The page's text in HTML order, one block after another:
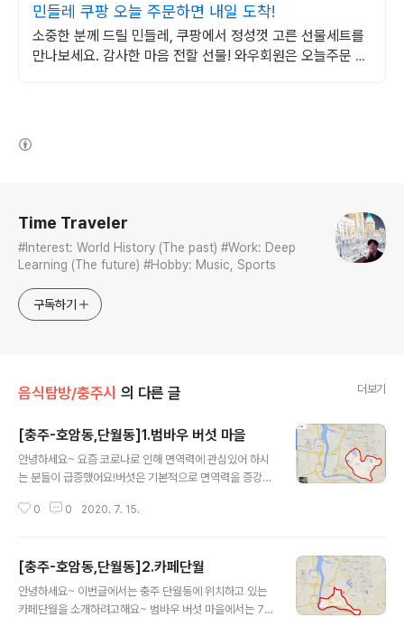
민들레 쿠팡 오늘 주문하면 내일 도착!
소중한 분께 드릴 민들레, 쿠팡에서 정성껏 고른 선물세트를
만나보세요. 감사한 마음 전할 선물! 와우회원은 오늘주문 내
Time Traveler
#Interest: World History (The past) #Work: Deep
Learning (The future) #Hobby: Music, Sports
구독하기
음식탐방/충주시 의 다른 글 더보기
[충주-호암동,단월동]1.범바우 버섯 마을
안녕하세요~ 요즘 코로나로 인해 면역력에 관심있어 하시
는 분들이 급증했어요!버섯은 기본적으로 면역력을 증강시
식당에 가시면엄청난 면역력 증강을 체험하실 수 있으실
대에서 대략14분정도 되는 거리네요! 차를 타고 범바우 버
섯마을에 도착했어요! (11시에 오픈이에요~) 주차장을 따
로 없고주변에 아무곳에나 주차하시면되는것 같아요~ 여
0 0 2020. 7. 15.
[충주-호암동,단월동]2.카페단월
안녕하세요~ 이번글에서는 충주 단월동에 위치하고 있는
카페단월을 소개하려고해요~ 범바우 버섯 마을에서는 7분